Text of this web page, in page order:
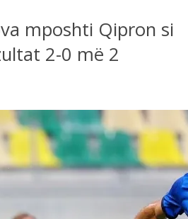
mposhti Qipron si
2-0 më 2